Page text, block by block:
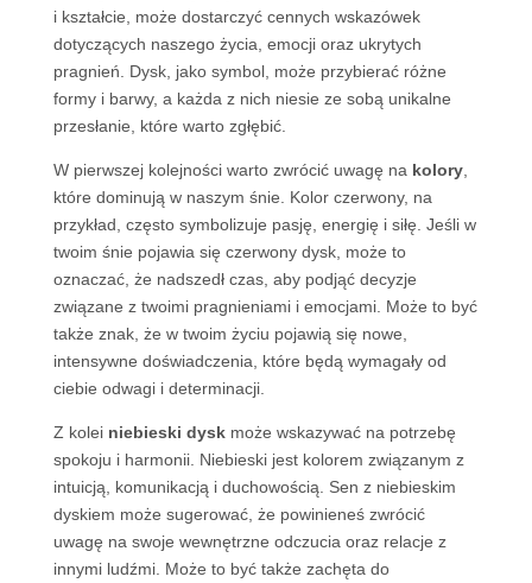
i kształcie, może dostarczyć cennych wskazówek
dotyczących naszego życia, emocji oraz ukrytych
pragnień. Dysk, jako symbol, może przybierać różne
formy i barwy, a każda z nich niesie ze sobą unikalne
przesłanie, które warto zgłębić.
W pierwszej kolejności warto zwrócić uwagę na kolory,
które dominują w naszym śnie. Kolor czerwony, na
przykład, często symbolizuje pasję, energię i siłę. Jeśli w
twoim śnie pojawia się czerwony dysk, może to
oznaczać, że nadszedł czas, aby podjąć decyzje
związane z twoimi pragnieniami i emocjami. Może to być
także znak, że w twoim życiu pojawią się nowe,
intensywne doświadczenia, które będą wymagały od
ciebie odwagi i determinacji.
Z kolei niebieski dyskmoże wskazywać na potrzebę
spokoju i harmonii. Niebieski jest kolorem związanym z
intuicją, komunikacją i duchowością. Sen z niebieskim
dyskiem może sugerować, że powinieneś zwrócić
uwagę na swoje wewnętrzne odczucia oraz relacje z
innymi ludźmi. Może to być także zachęta do